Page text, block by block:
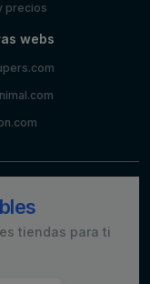
precios
webs
tiendas para ti